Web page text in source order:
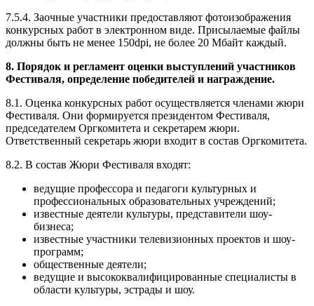
7.5.4. Заочные участники предоставляют фотоизображения
конкурсных работ в электронном виде. Присылаемые файлы
должны быть не менее 150dpi, не более 20 Мбайт каждый.
8. Порядок и регламент оценки выступлений участников
Фестиваля, определение победителей и награждение.
8.1. Оценка конкурсных работ осуществляется членами жюри
Фестиваля. Они формируется президентом Фестиваля,
председателем Оргкомитета и секретарем жюри.
Ответственный секретарь жюри входит в состав Оргкомитета.
8.2. В состав Жюри Фестиваля входят:
ведущие профессора и педагоги культурных и
профессиональных образовательных учреждений;
известные деятели культуры, представители шоу-
бизнеса;
известные участники телевизионных проектов и шоу-
программ;
общественные деятели;
ведущие и высококвалифицированные специалисты в
области культуры, эстрады и шоу.